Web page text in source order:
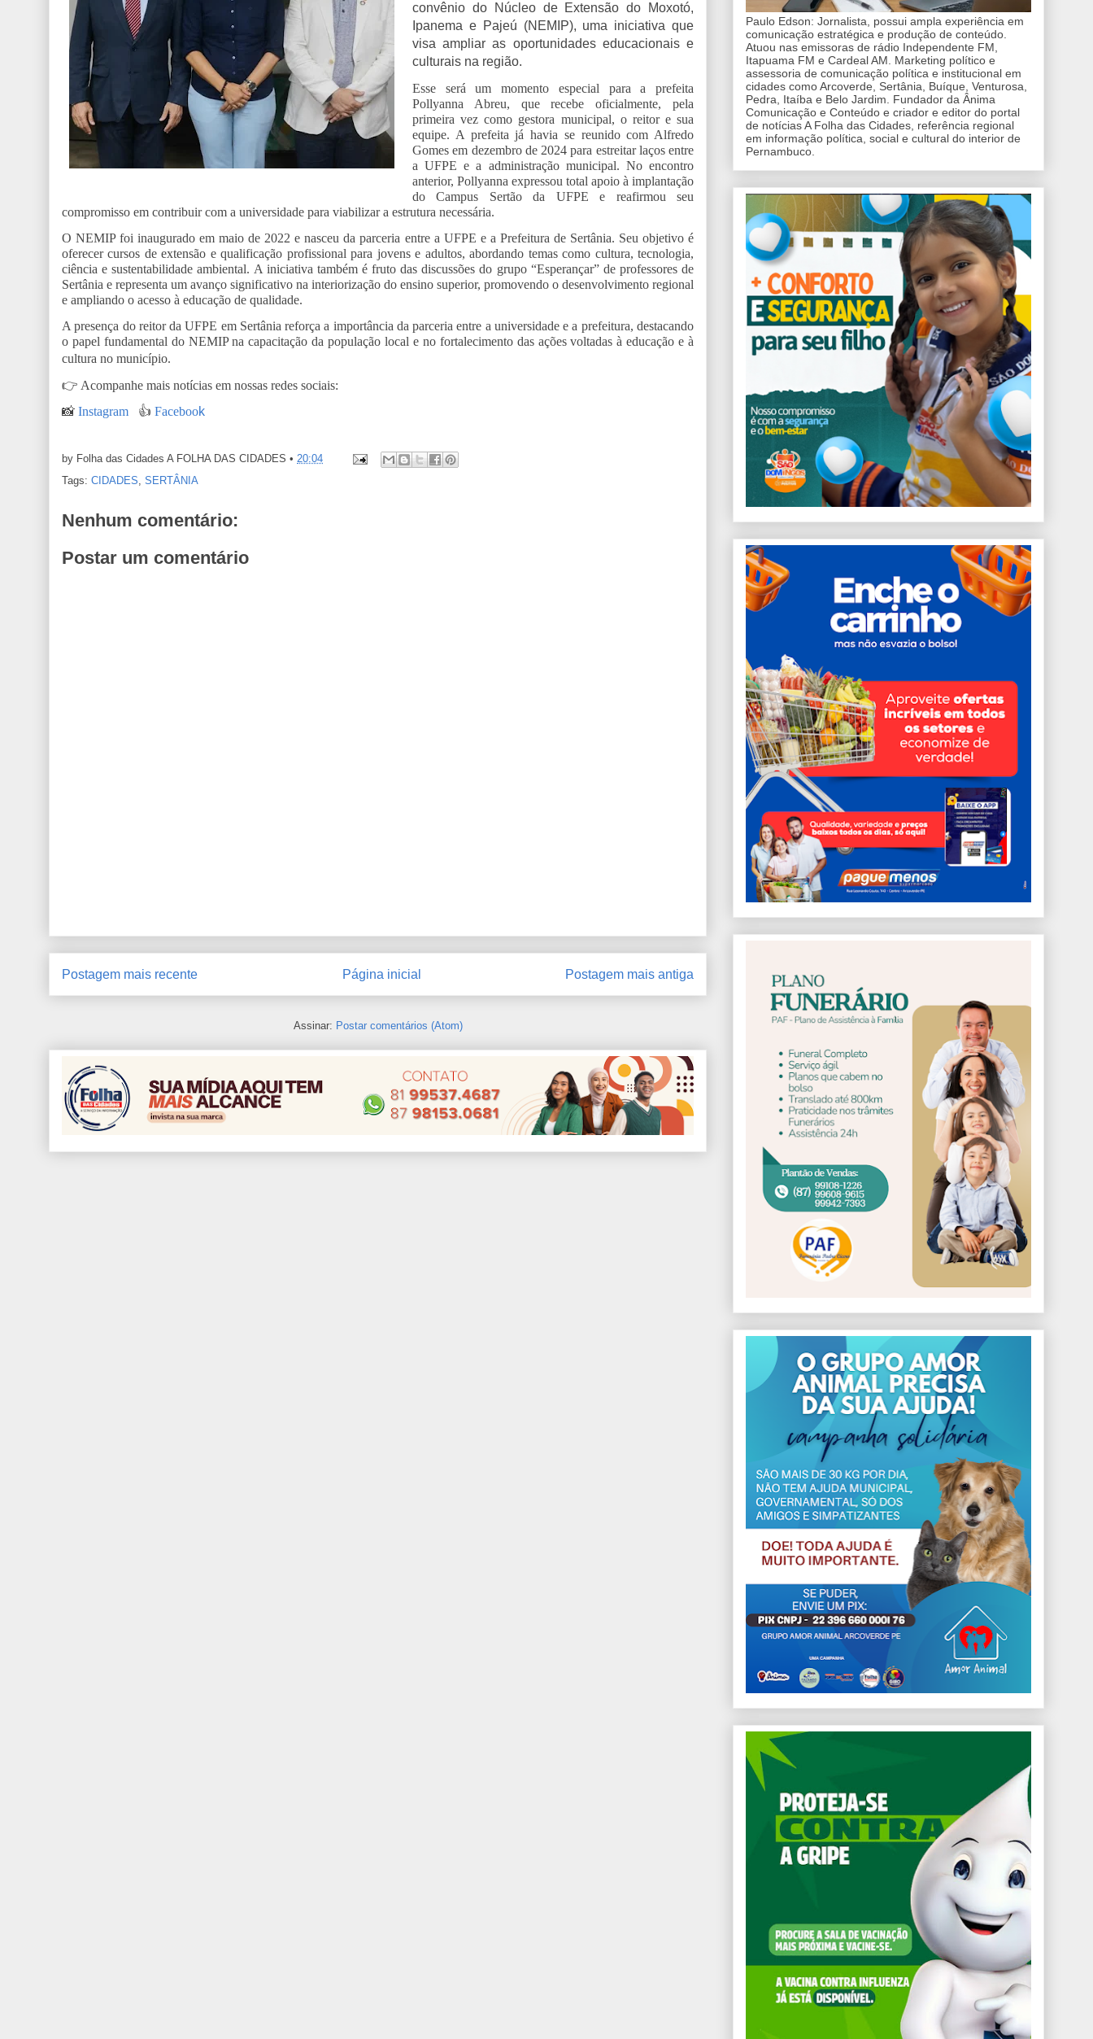
convênio do Núcleo de Extensão do Moxotó,
Ipanema e Pajeú (NEMIP), uma iniciativa que
visa ampliar as oportunidades educacionais e
culturais na região.
Esse será um momento especial para a prefeita
Pollyanna Abreu, que recebe oficialmente, pela
primeira vez como gestora municipal, o reitor e sua
equipe. A prefeita já havia se reunido com Alfredo
Gomes em dezembro de 2024 para estreitar laços entre
a UFPE e a administração municipal. No encontro
anterior, Pollyanna expressou total apoio à implantação
do Campus Sertão da UFPE e reafirmou seu
compromisso em contribuir com a universidade para viabilizar a estrutura necessária.
O NEMIP foi inaugurado em maio de 2022 e nasceu da parceria entre a UFPE e a Prefeitura de Sertânia. Seu objetivo é
oferecer cursos de extensão e qualificação profissional para jovens e adultos, abordando temas como cultura, tecnologia,
ciência e sustentabilidade ambiental. A iniciativa também é fruto das discussões do grupo “Esperançar” de professores de
Sertânia e representa um avanço significativo na interiorização do ensino superior, promovendo o desenvolvimento regional
e ampliando o acesso à educação de qualidade.
A presença do reitor da UFPE em Sertânia reforça a importância da parceria entre a universidade e a prefeitura, destacando
o papel fundamental do NEMIP na capacitação da população local e no fortalecimento das ações voltadas à educação e à
cultura no município.
👉 Acompanhe mais notícias em nossas redes sociais:
📸 Instagram 👍 Facebook
by Folha das Cidades A FOLHA DAS CIDADES • 20:04
Tags: CIDADES, SERTÂNIA
Nenhum comentário:
Postar um comentário
Postagem mais recente Postagem mais antiga
Página inicial
Assinar: Postar comentários (Atom)
Paulo Edson: Jornalista, possui ampla experiência em
comunicação estratégica e produção de conteúdo.
Atuou nas emissoras de rádio Independente FM,
Itapuama FM e Cardeal AM. Marketing político e
assessoria de comunicação política e institucional em
cidades como Arcoverde, Sertânia, Buíque, Venturosa,
Pedra, Itaíba e Belo Jardim. Fundador da Ânima
Comunicação e Conteúdo e criador e editor do portal
de notícias A Folha das Cidades, referência regional
em informação política, social e cultural do interior de
Pernambuco.